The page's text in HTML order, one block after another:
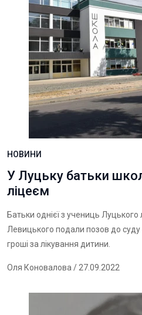
НОВИНИ
У Луцьку батьки
ліцеєм
Батьки однієї з учениць
Левицького подали позов до
гроші за лікування дитини.
Оля Коновалова / 27.09.2022